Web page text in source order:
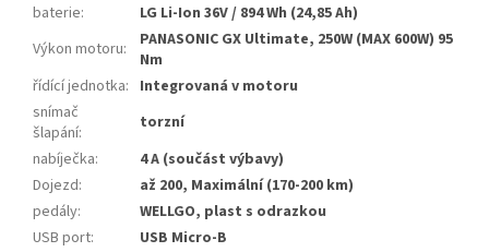
baterie:
LG Li-Ion 36V / 894 Wh (24,85 Ah)
Výkon motoru:
PANASONIC GX Ultimate, 250W (MAX 600W) 95
Nm
řídící jednotka: Integrovaná v motoru
snímač
šlapání:
torzní
nabíječka:
4 A (součást výbavy)
Dojezd:
až 200, Maximální (170-200 km)
pedály:
WELLGO, plast s odrazkou
USB port:
USB Micro-B